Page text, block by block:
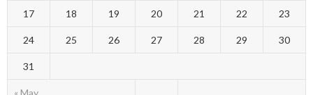
« May
17 18 19 20 21 22 23
24 25 26 27 28 29 30
31